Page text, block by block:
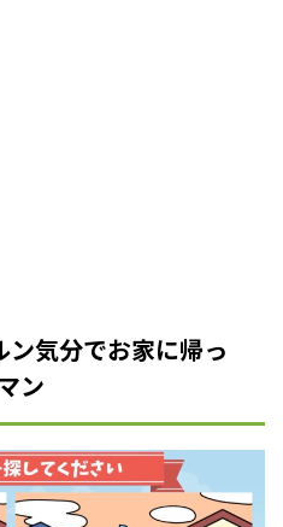
ン気分でお家に帰っ
ン